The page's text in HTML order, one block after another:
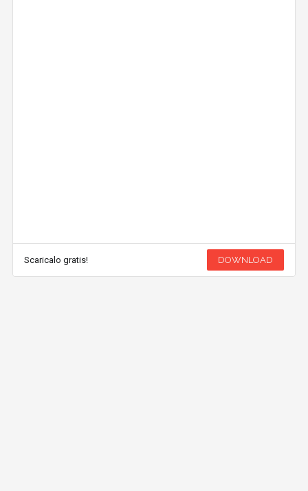
Scaricalo gratis! DOWNLOAD